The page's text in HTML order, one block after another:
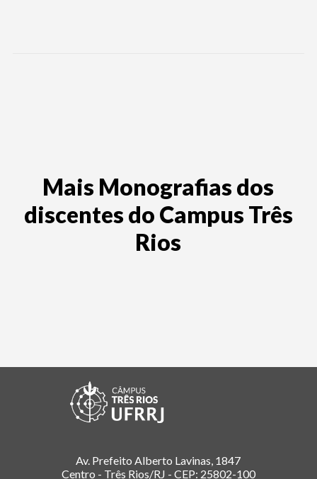
Mais Monografias dos
discentes do Campus Três
Rios
Av. Prefeito Alberto Lavinas, 1847
Centro - Três Rios/RJ - CEP: 25802-100